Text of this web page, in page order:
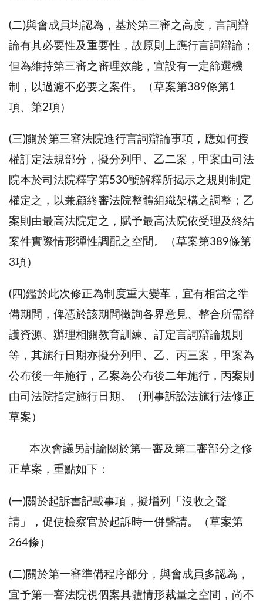
(二)與會成員均認為，基於第三審之高度，言詞辯
論有其必要性及重要性，故原則上應行言詞辯論；
但為維持第三審之審理效能，宜設有一定篩選機
制，以過濾不必要之案件。（草案第389條第1
項、第2項）
(三)關於第三審法院進行言詞辯論事項，應如何授
權訂定法規部分，擬分列甲、乙二案，甲案由司法
院本於司法院釋字第530號解釋所揭示之規則制定
權定之，以兼顧終審法院整體組織架構之調整；乙
案則由最高法院定之，賦予最高法院依受理及終結
案件實際情形彈性調配之空間。（草案第389條第
3項）
(四)鑑於此次修正為制度重大變革，宜有相當之準
備期間，俾憑於該期間徵詢各界意見、整合所需辯
護資源、辦理相關教育訓練、訂定言詞辯論規則
等，其施行日期亦擬分列甲、乙、丙三案，甲案為
公布後一年施行，乙案為公布後二年施行，丙案則
由司法院指定施行日期。（刑事訴訟法施行法修正
草案）
本次會議另討論關於第一審及第二審部分之修
正草案，重點如下：
(一)關於起訴書記載事項，擬增列「沒收之聲
請」，促使檢察官於起訴時一併聲請。（草案第
264條）
(二)關於第一審準備程序部分，與會成員多認為，
宜予第一審法院視個案具體情形裁量之空間，尚不